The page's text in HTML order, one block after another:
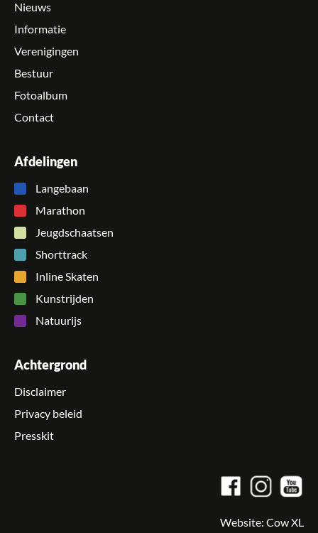
Nieuws
Informatie
Verenigingen
Bestuur
Fotoalbum
Contact
Afdelingen
Langebaan
Marathon
Jeugdschaatsen
Shorttrack
Inline Skaten
Kunstrijden
Natuurijs
Achtergrond
Disclaimer
Privacy beleid
Presskit
Website: Cow XL